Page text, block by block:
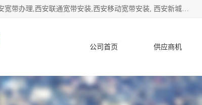
公司主要经营西安电信宽带安装,西安光纤专线安装,西安宽带安装,西安宽带办理,西安联通宽带安装,西安移动宽带安装, 西安新城赛派通讯商行从事西安地区的联通，移动，电信宽带安装，光纤专线安装，宽带办理等业务
公司首页 供应商机
产品知识 客户案例